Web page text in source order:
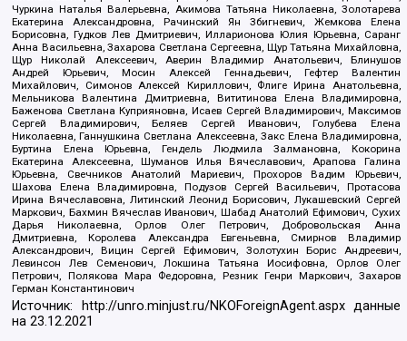
Чуркина Наталья Валерьевна, Акимова Татьяна Николаевна, Золотарева
Екатерина Александровна, Рачинский Ян Збигневич, Жемкова Елена
Борисовна, Гудков Лев Дмитриевич, Илларионова Юлия Юрьевна, Саранг
Анна Васильевна, Захарова Светлана Сергеевна, Щур Татьяна Михайловна,
Щур Николай Алексеевич, Аверин Владимир Анатольевич, Блинушов
Андрей Юрьевич, Мосин Алексей Геннадьевич, Гефтер Валентин
Михайлович, Симонов Алексей Кириллович, Флиге Ирина Анатольевна,
Мельникова Валентина Дмитриевна, Вититинова Елена Владимировна,
Баженова Светлана Куприяновна, Исаев Сергей Владимирович, Максимов
Сергей Владимирович, Беляев Сергей Иванович, Голубева Елена
Николаевна, Ганнушкина Светлана Алексеевна, Закс Елена Владимировна,
Буртина Елена Юрьевна, Гендель Людмила Залмановна, Кокорина
Екатерина Алексеевна, Шуманов Илья Вячеславович, Арапова Галина
Юрьевна, Свечников Анатолий Мариевич, Прохоров Вадим Юрьевич,
Шахова Елена Владимировна, Подузов Сергей Васильевич, Протасова
Ирина Вячеславовна, Литинский Леонид Борисович, Лукашевский Сергей
Маркович, Бахмин Вячеслав Иванович, Шабад Анатолий Ефимович, Сухих
Дарья Николаевна, Орлов Олег Петрович, Добровольская Анна
Дмитриевна, Королева Александра Евгеньевна, Смирнов Владимир
Александрович, Вицин Сергей Ефимович, Золотухин Борис Андреевич,
Левинсон Лев Семенович, Локшина Татьяна Иосифовна, Орлов Олег
Петрович, Полякова Мара Федоровна, Резник Генри Маркович, Захаров
Герман Константинович
Источник: http://unro.minjust.ru/NKOForeignAgent.aspxданные
на23.12.2021